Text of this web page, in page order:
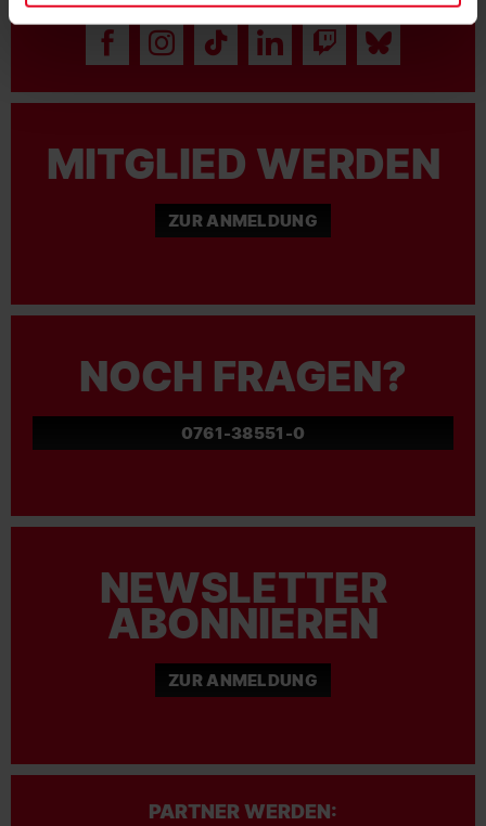
MITGLIED WERDEN
ZUR ANMELDUNG
NOCH FRAGEN?
0761-38551-0
NEWSLETTER
ABONNIEREN
ZUR ANMELDUNG
PARTNER WERDEN: